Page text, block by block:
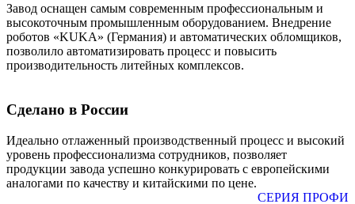
Завод оснащен самым современным профессиональным и
высокоточным промышленным оборудованием. Внедрение
роботов «KUKA» (Германия) и автоматических обломщиков,
позволило автоматизировать процесс и повысить
производительность литейных комплексов.
Сделано в России
Идеально отлаженный производственный процесс и высокий
уровень профессионализма сотрудников, позволяет
продукции завода успешно конкурировать с европейскими
аналогами по качеству и китайскими по цене.
СЕРИЯ ПРОФИ